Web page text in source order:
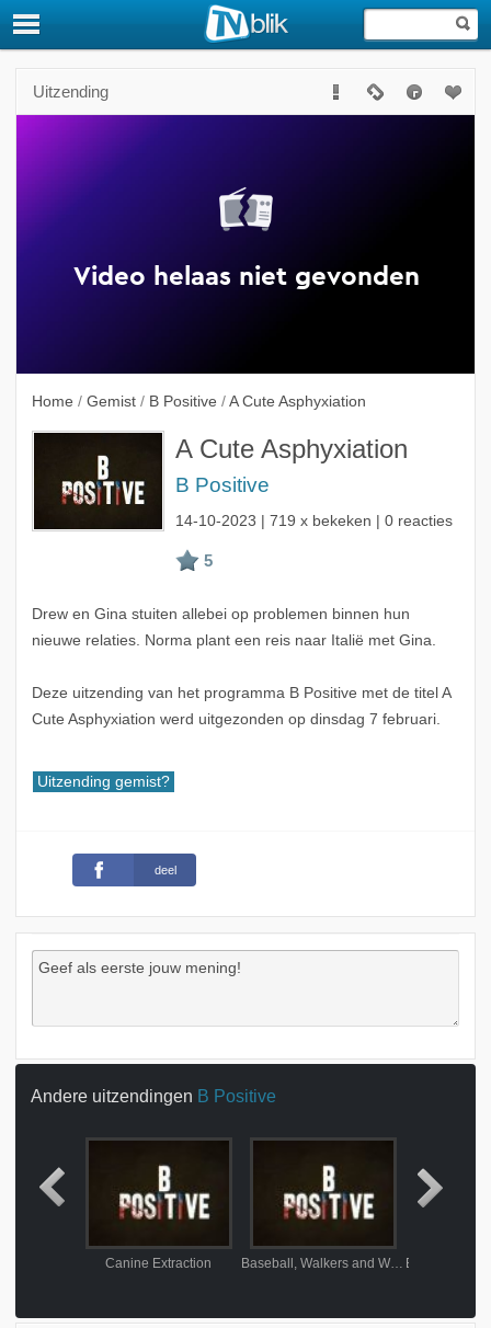
Uitzending
Home / Gemist / B Positive / A Cute Asphyxiation
A Cute Asphyxiation
B Positive
14-10-2023 | 719 x bekeken | 0 reacties
Drew en Gina stuiten allebei op problemen binnen hun
nieuwe relaties. Norma plant een reis naar Italië met Gina.
Deze uitzending van het programma B Positive met de titel A
Cute Asphyxiation werd uitgezonden op dinsdag 7 februari.
Uitzending gemist?
deel
Andere uitzendingen B Positive
Canine Extraction Baseball, Walkers and Wine